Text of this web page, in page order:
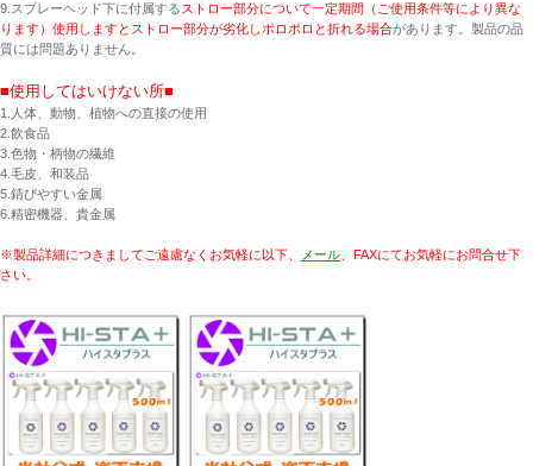
9. スプレーヘッド下に付属するストロー部分について一定期間（ご使用条件等により異な
ります）使用しますとストロー部分が劣化しポロポロと折れる場合があります。製品の品
質には問題ありません。
■使用してはいけない所■
1.人体、動物、植物への直接の使用
2.飲食品
3.色物・柄物の繊維
4.毛皮、和装品
5.錆びやすい金属
6.精密機器、貴金属
※製品詳細につきましてご遠慮なくお気軽に以下、 メール 、FAXにてお気軽にお問合せ下
さい。